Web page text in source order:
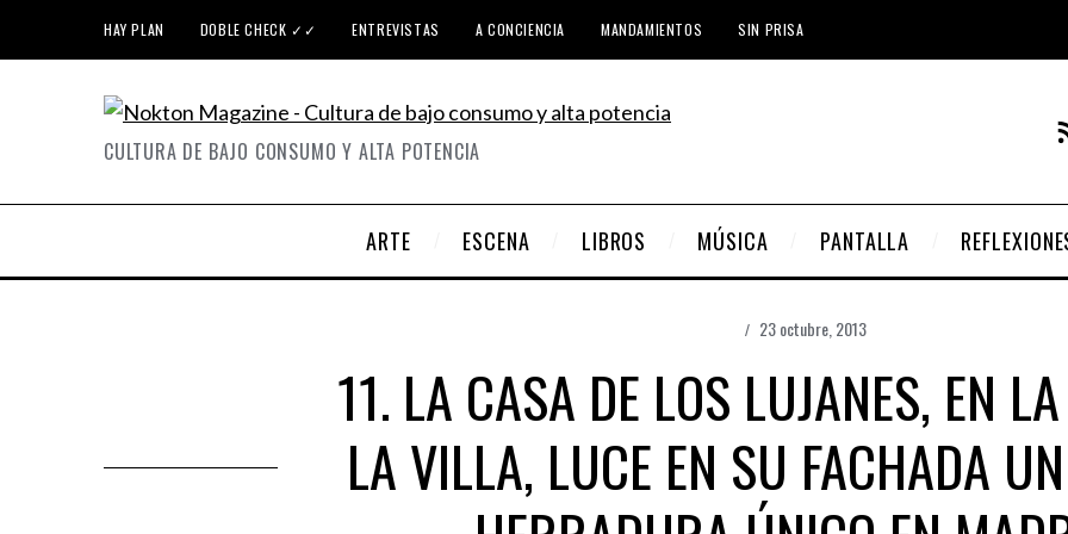
HAY PLAN DOBLE CHECK ✓✓ ENTREVISTAS A CONCIENCIA MANDAMIENTOS SIN PRISA
CULTURA DE BAJO CONSUMO Y ALTA POTENCIA
ARTE ESCENA LIBROS MÚSICA PANTALLA
23 octubre, 2013
11. LA CASA DE LOS LUJANES, EN
LA VILLA, LUCE EN SU FACHADA